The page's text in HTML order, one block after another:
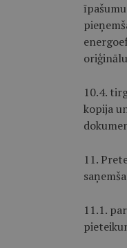
10.4.
kopija
11.
11.1.